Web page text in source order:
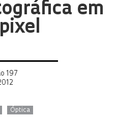
em
197
Óptica